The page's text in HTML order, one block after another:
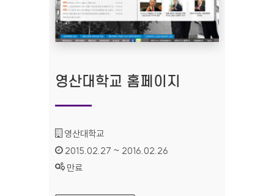
영산대학교 홈페이지
기관명 :
영산대학교
인증기간 :
2015.02.27 ~ 2016.02.26
상태 :
만료